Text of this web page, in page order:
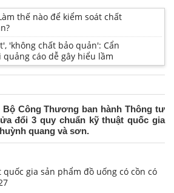
thế nào để kiểm soát chất
'không chất bảo quản': Cẩn
cáo dễ gây hiểu lầm
Bộ Công Thương ban hành Thông tư
đổi 3 quy chuẩn kỹ thuật quốc gia
quang và sơn.
gia sản phẩm đồ uống có cồn có